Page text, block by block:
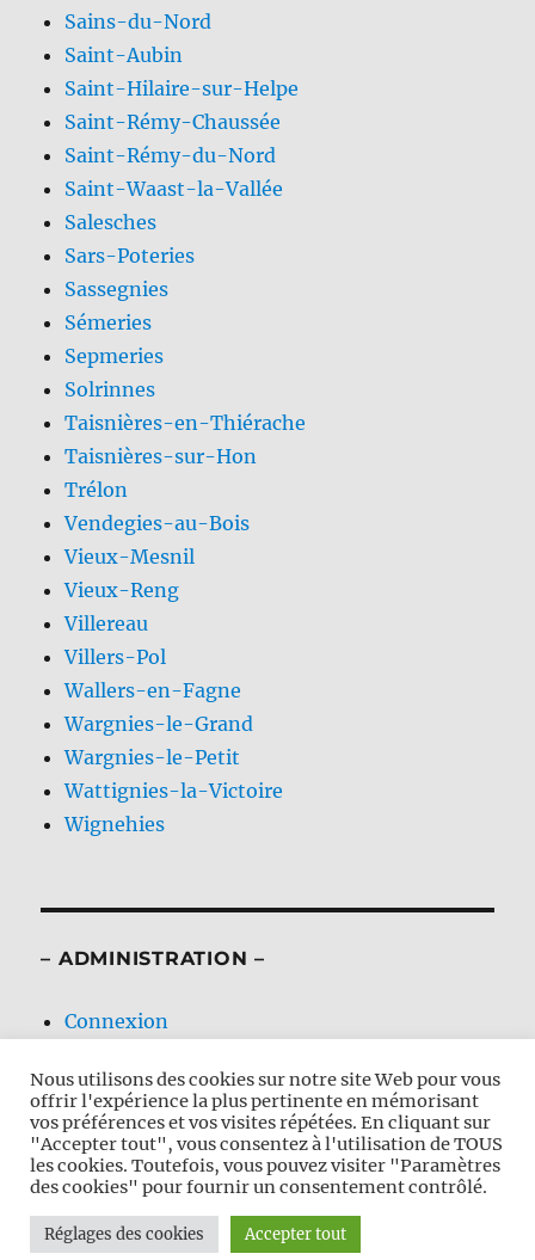
Sains-du-Nord
Saint-Aubin
Saint-Hilaire-sur-Helpe
Saint-Rémy-Chaussée
Saint-Rémy-du-Nord
Saint-Waast-la-Vallée
Salesches
Sars-Poteries
Sassegnies
Sémeries
Sepmeries
Solrinnes
Taisnières-en-Thiérache
Taisnières-sur-Hon
Trélon
Vendegies-au-Bois
Vieux-Mesnil
Vieux-Reng
Villereau
Villers-Pol
Wallers-en-Fagne
Wargnies-le-Grand
Wargnies-le-Petit
Wattignies-la-Victoire
Wignehies
– ADMINISTRATION –
Connexion
Flux des commentaires
Site de WordPress-FR
Nos Calvaires en Avesnois
Fièrement propulsé par
WordPress
Nous utilisons des cookies sur notre site Web pour vous
offrir l'expérience la plus pertinente en mémorisant
vos préférences et vos visites répétées. En cliquant sur
"Accepter tout", vous consentez à l'utilisation de TOUS
les cookies. Toutefois, vous pouvez visiter "Paramètres
des cookies" pour fournir un consentement contrôlé.
Réglages des cookies Accepter tout